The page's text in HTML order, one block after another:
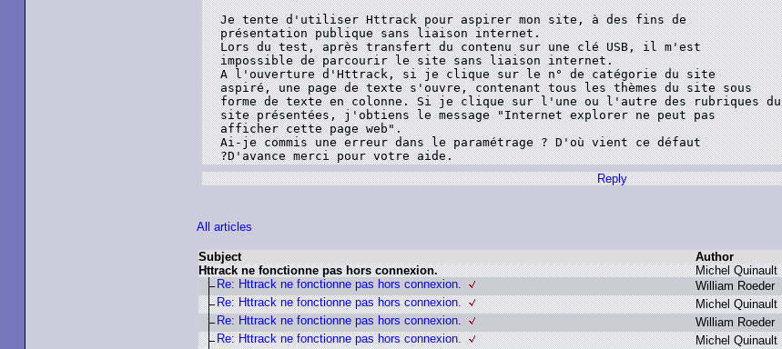
Je tente d'utiliser Httrack pour aspirer mon site, à des fins de
présentation publique sans liaison internet.
Lors du test, après transfert du contenu sur une clé USB, il m'est
impossible de parcourir le site sans liaison internet.
A l'ouverture d'Httrack, si je clique sur le n° de catégorie du site
aspiré, une page de texte s'ouvre, contenant tous les thèmes du site sous
forme de texte en colonne. Si je clique sur l'une ou l'autre des rubriques du
site présentées, j'obtiens le message "Internet explorer ne peut pas
afficher cette page web".
Ai-je commis une erreur dans le paramétrage ? D'où vient ce défaut
?D'avance merci pour votre aide.
Reply
All articles
Subject Author
Httrack ne fonctionne pas hors connexion.
Michel Quinault
Re: Httrack ne fonctionne pas hors connexion. William Roeder
Re: Httrack ne fonctionne pas hors connexion. Michel Quinault
Re: Httrack ne fonctionne pas hors connexion. William Roeder
Re: Httrack ne fonctionne pas hors connexion. Michel Quinault